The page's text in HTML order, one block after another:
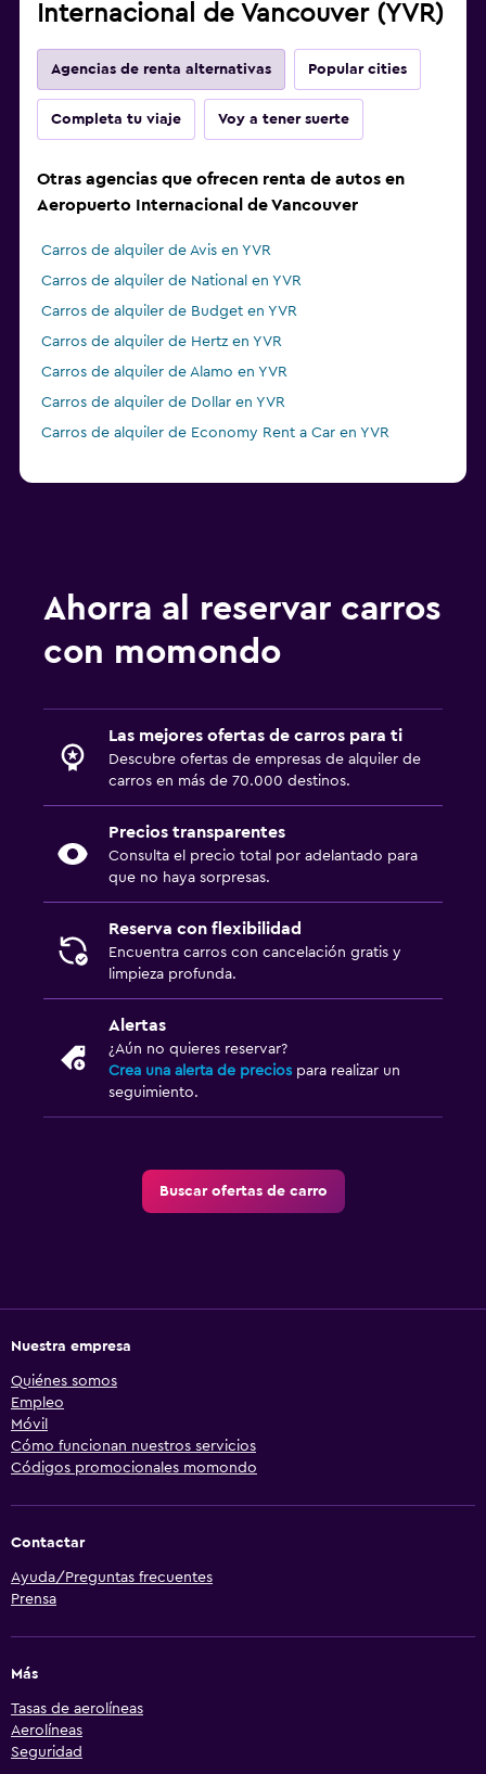
Internacional de Vancouver (YVR)
Agencias de renta alternativas Popular cities
Completa tu viaje Voy a tener suerte
Otras agencias que ofrecen renta de autos en
Aeropuerto Internacional de Vancouver
Carros de alquiler de Avis en YVR
Carros de alquiler de National en YVR
Carros de alquiler de Budget en YVR
Carros de alquiler de Hertz en YVR
Carros de alquiler de Alamo en YVR
Carros de alquiler de Dollar en YVR
Carros de alquiler de Economy Rent a Car en YVR
Ahorra al reservar carros
con momondo
Las mejores ofertas de carros para ti
Descubre ofertas de empresas de alquiler de
carros en más de 70.000 destinos.
Precios transparentes
Consulta el precio total por adelantado para
que no haya sorpresas.
Reserva con flexibilidad
Encuentra carros con cancelación gratis y
limpieza profunda.
Alertas
¿Aún no quieres reservar?
Crea una alerta de precios para realizar un
seguimiento.
Buscar ofertas de carro
Nuestra empresa
Quiénes somos
Empleo
Móvil
Cómo funcionan nuestros servicios
Códigos promocionales momondo
Contactar
Ayuda/Preguntas frecuentes
Prensa
Más
Tasas de aerolíneas
Aerolíneas
Seguridad